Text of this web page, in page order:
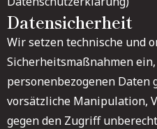
Datensicherheit
Wir setzen technische und
Sicherheitsmaßnahmen
personenbezogenen Daten
vorsätzliche Manipulation,
gegen den Zugriff